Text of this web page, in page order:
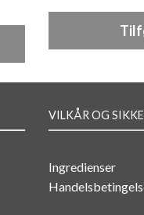
VILKÅR OG
Ingredienser